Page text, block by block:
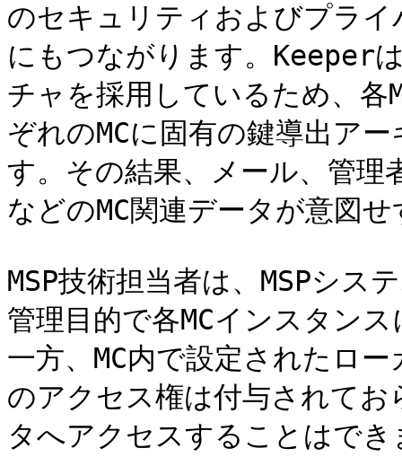
のセキュリティおよびプラ
にもつながります。Keeper
チャを採用しているため、各
ぞれのMCに固有の鍵導出ア
す。その結果、メール、管理
などのMC関連データが意図
MSP技術担当者は、MSPシス
管理目的で各MCインスタン
一方、MC内で設定されたロ
のアクセス権は付与されてお
タへアクセスすることはでき